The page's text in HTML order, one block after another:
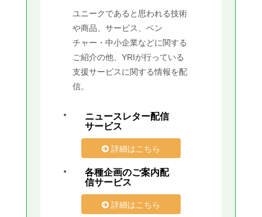
ユニークであると思われる技術
や商品、サービス、ベン
チャー・中小企業などに関する
ご紹介の他、YRIが行っている
支援サービスに関する情報を配
信。
ニュースレター配信
サービス
詳細はこちら
各種企画のご案内配
信サービス
詳細はこちら